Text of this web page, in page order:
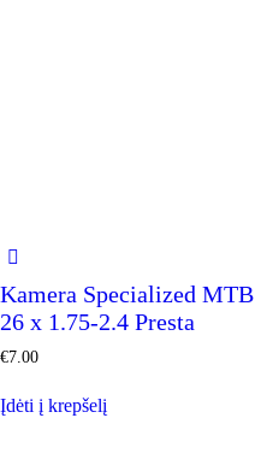
Kamera Specialized MTB
26 x 1.75-2.4 Presta
€7.00
Įdėti į krepšelį